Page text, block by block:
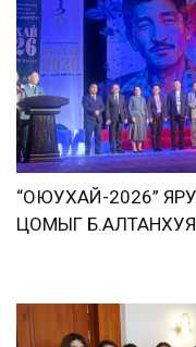
“ОЮУХАЙ-2026”
ЦОМЫГ